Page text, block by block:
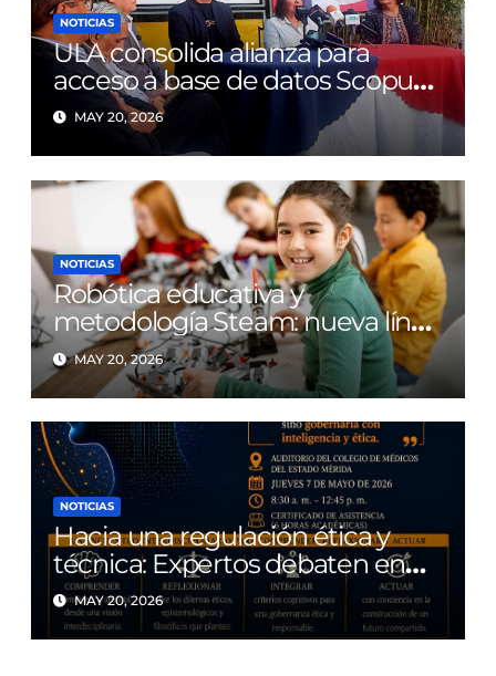
NOTICIAS
ULA consolida alianza para
acceso a base de datos Scopus
tras diez años de limitaciones
MAY 20, 2026
NOTICIAS
Robótica educativa y
metodología Steam: nueva línea
de investigación en la FAHE-
ULA
MAY 20, 2026
NOTICIAS
Hacia una regulación ética y
técnica: Expertos debaten en
Mérida las bases de la
Gobernanza Cognitiva de la
Inteligencia Artificial
MAY 20, 2026